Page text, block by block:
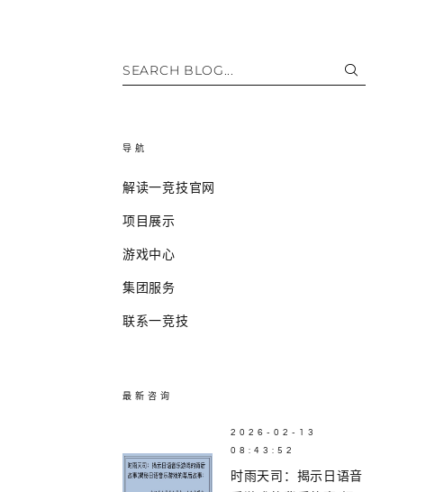
SEARCH BLOG...
导航
解读一竞技官网
项目展示
游戏中心
集团服务
联系一竞技
最新咨询
2026-02-13
08:43:52
时雨天司：揭示日语音